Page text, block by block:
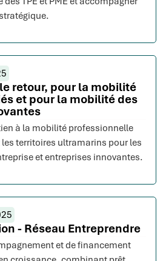
retour, pour la mobilité
et pour la mobilité des
à la mobilité professionnelle
territoires ultramarins pour les
et entreprises innovantes.
- Réseau Entreprendre
et de financement